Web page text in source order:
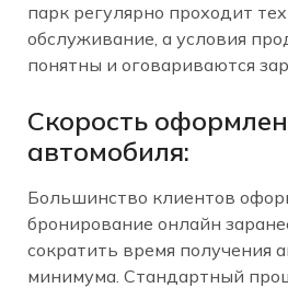
парк регулярно проходит
обслуживание, а условия
понятны и оговариваются
Скорость
автомобиля:
Большинство клиентов
бронирование онлайн
сократить время получения
минимума. Стандартный